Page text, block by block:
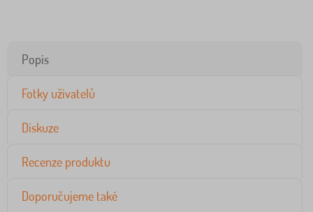
Popis
Fotky uživatelů
Diskuze
Recenze produktu
Doporučujeme také